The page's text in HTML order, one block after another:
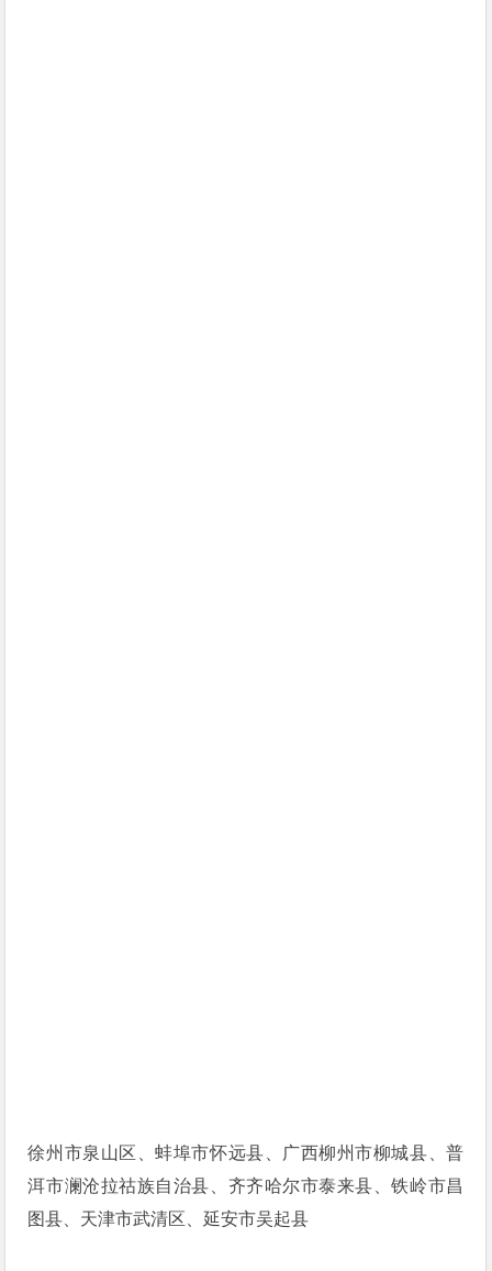
徐州市泉山区、蚌埠市怀远县、广西柳州市柳城县、普
洱市澜沧拉祜族自治县、齐齐哈尔市泰来县、铁岭市昌
图县、天津市武清区、延安市吴起县